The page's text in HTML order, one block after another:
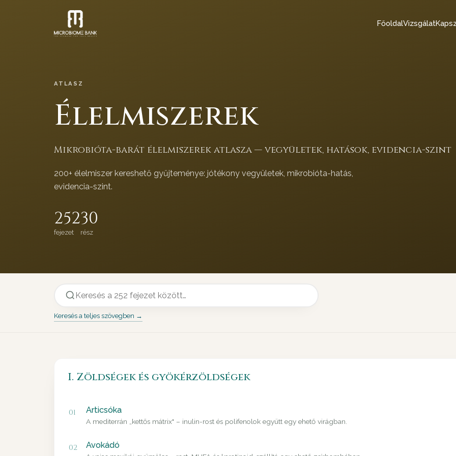
FőoldalVizsgálat
ATLASZ
Élelmiszerek
Mikrobióta-barát élelmiszerek atlasza — vegyületek, hatások, evidencia-szint
200+ élelmiszer kereshető gyűjteménye: jótékony vegyületek, mikrobióta-hatás,
evidencia-szint.
252
fejezet
30
rész
Keresés a teljes szövegben →
I. Zöldségek és gyökérzöldségek
01 Articsóka
A mediterrán „kettős mátrix" – inulin-rost és polifenolok együtt egy ehető virágban.
02 Avokádó